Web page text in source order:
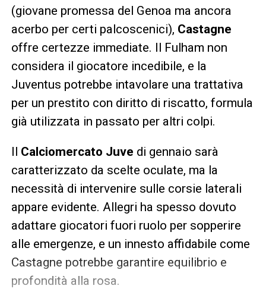
(giovane promessa del Genoa ma ancora
acerbo per certi palcoscenici), Castagne
offre certezze immediate. Il Fulham non
considera il giocatore incedibile, e la
Juventus potrebbe intavolare una trattativa
per un prestito con diritto di riscatto, formula
già utilizzata in passato per altri colpi.
Il Calciomercato Juve di gennaio sarà
caratterizzato da scelte oculate, ma la
necessità di intervenire sulle corsie laterali
appare evidente. Allegri ha spesso dovuto
adattare giocatori fuori ruolo per sopperire
alle emergenze, e un innesto affidabile come
Castagne potrebbe garantire equilibrio e
profondità alla rosa.